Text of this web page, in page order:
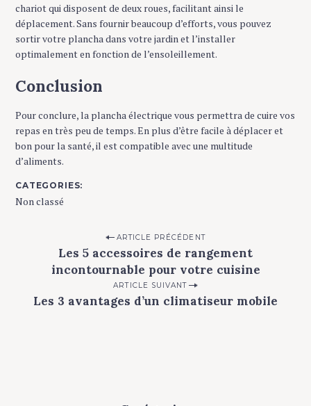
chariot qui disposent de deux roues, facilitant ainsi le
déplacement. Sans fournir beaucoup d’efforts, vous pouvez
sortir votre plancha dans votre jardin et l’installer
optimalement en fonction de l’ensoleillement.
Conclusion
Pour conclure, la plancha électrique vous permettra de cuire vos
repas en très peu de temps. En plus d’être facile à déplacer et
bon pour la santé, il est compatible avec une multitude
d’aliments.
CATEGORIES
Non classé
ARTICLE PRÉCÉDENT
Les 5 accessoires de rangement
incontournable pour votre cuisine
ARTICLE SUIVANT
Les 3 avantages d’un climatiseur mobile